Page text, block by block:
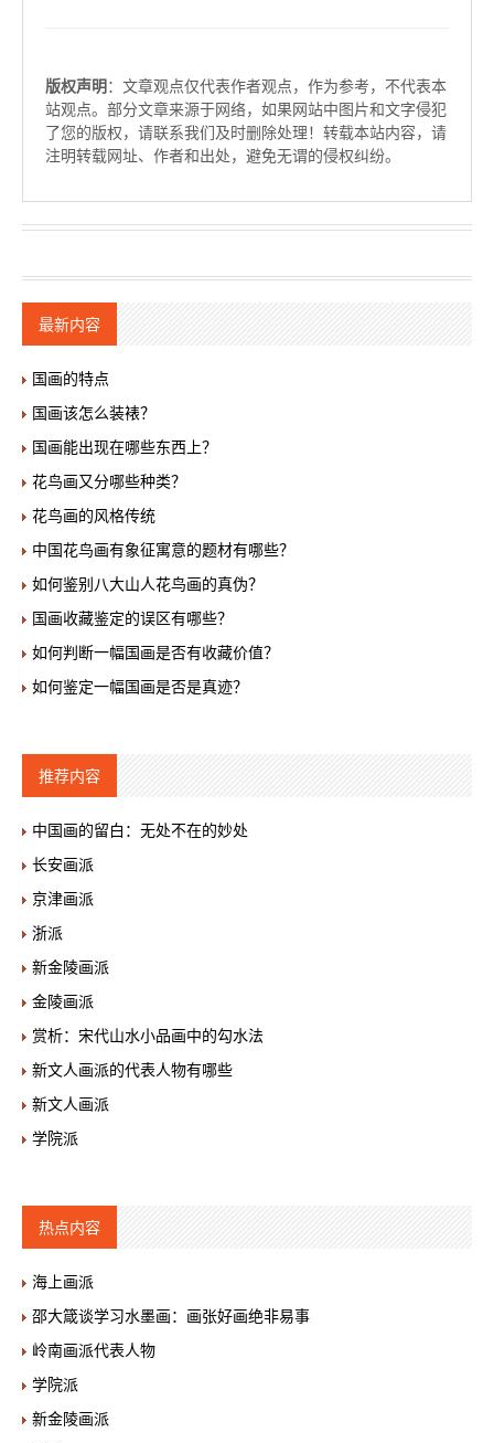
版权声明 ：文章观点仅代表作者观点，作为参考，不代表本
站观点。部分文章来源于网络，如果网站中图片和文字侵犯
了您的版权，请联系我们及时删除处理！转载本站内容，请
注明转载网址、作者和出处，避免无谓的侵权纠纷。
最新内容
国画的特点
国画该怎么装裱？
国画能出现在哪些东西上？
花鸟画又分哪些种类？
花鸟画的风格传统
中国花鸟画有象征寓意的题材有哪些？
如何鉴别八大山人花鸟画的真伪？
国画收藏鉴定的误区有哪些？
如何判断一幅国画是否有收藏价值？
如何鉴定一幅国画是否是真迹？
推荐内容
中国画的留白：无处不在的妙处
长安画派
京津画派
浙派
新金陵画派
金陵画派
赏析：宋代山水小品画中的勾水法
新文人画派的代表人物有哪些
新文人画派
学院派
热点内容
海上画派
邵大箴谈学习水墨画：画张好画绝非易事
岭南画派代表人物
学院派
新金陵画派